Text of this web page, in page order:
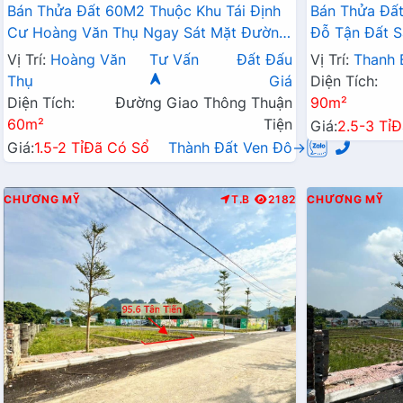
Bán Thửa Đất 60M2 Thuộc Khu Tái Định
Cư Hoàng Văn Thụ Ngay Sát Mặt Đường
Kinh Doanh QL21A
Vị Trí: Hoàng Văn
Thụ
Tư Vấn
Đất Đấu
Giá
Diện Tích:
60m²
Đường Giao Thông Thuận
Tiện
Giá:1.5-2 TỉĐã Có Sổ Thành Đất Ven Đô→
Bán Thửa
Đỗ Tận Đất
Liên Xã
Vị Trí: Thanh
Diện Tích:
90m²
Giá:2.5-3 Tỉ
CHƯƠNG MỸ T.B 2182 CHƯƠNG MỸ